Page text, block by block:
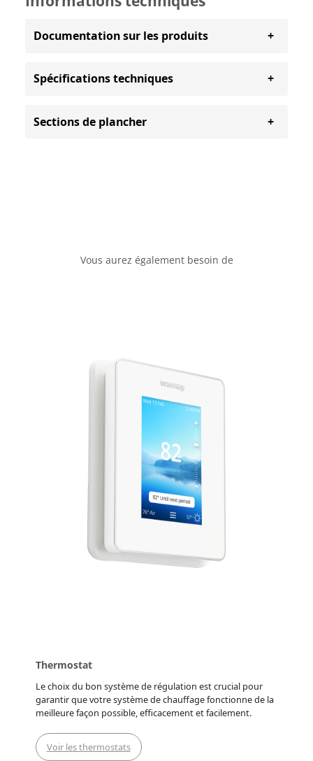
Documentation sur les produits
Spécifications techniques
Sections de plancher
Vous aurez également besoin de
Thermostat
Le choix du bon système de régulation est crucial pour
garantir que votre système de chauffage fonctionne de la
meilleure façon possible, efficacement et facilement.
Voir les thermostats